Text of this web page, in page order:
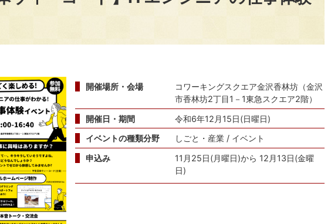
開催場所・会場
コワーキングスクエア金沢香林坊（金沢
市香林坊2丁目1－1東急スクエア2階）
開催日・期間
令和6年12月15日(日曜日)
イベントの種類分野
しごと・産業 / イベント
申込み
11月25日(月曜日)から 12月13日(金曜
日)